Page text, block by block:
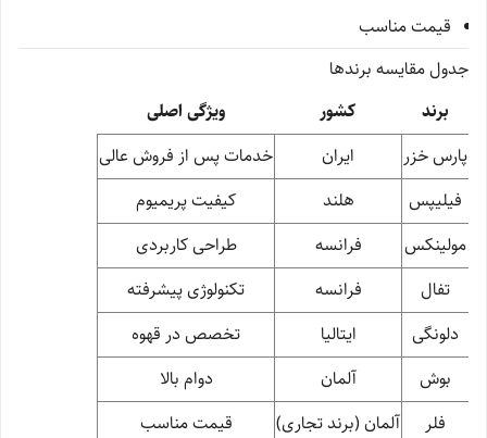
قیمت مناسب
جدول مقایسه برندها
برند
کشور
ویژگی اصلی
پارس خزر
ایران
خدمات پس از فروش عالی
فیلیپس
هلند
کیفیت پریمیوم
مولینکس
فرانسه
طراحی کاربردی
تفال
فرانسه
تکنولوژی پیشرفته
دلونگی
ایتالیا
تخصص در قهوه
بوش
آلمان
دوام بالا
فلر
آلمان (برند تجاری)
قیمت مناسب